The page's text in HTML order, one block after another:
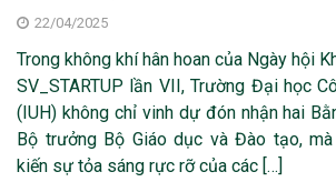
22/04/2025
Trong không khí hân hoan của Ngày hội
SV_STARTUP lần VII, Trường Đại học
(IUH) không chỉ vinh dự đón nhận hai
Bộ trưởng Bộ Giáo dục và Đào tạo,
kiến sự tỏa sáng rực rỡ của các […]